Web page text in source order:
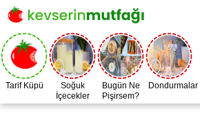
Tarif Küpü
Soğuk
İçecekler
Bugün Ne
Pişirsem?
Dondurmalar